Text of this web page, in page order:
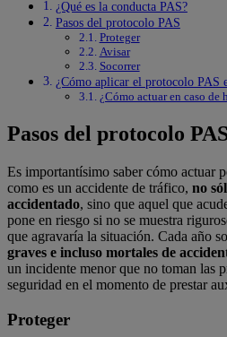
¿Qué es la conducta PAS?
Pasos del protocolo PAS
Proteger
Avisar
Socorrer
¿Cómo aplicar el protocolo PAS
¿Cómo actuar en caso de
Pasos del protocolo
Es importantísimo saber cómo actuar
como es un accidente de tráfico, no
accidentado, sino que aquel que
pone en riesgo si no se muestra
que agravaría la situación. Cada año
graves e incluso mortales de
un incidente menor que no toman las
seguridad en el momento de prestar
Proteger